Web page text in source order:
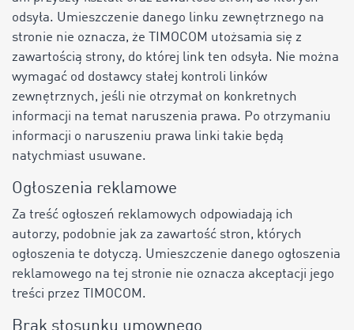
odsyła. Umieszczenie danego linku zewnętrznego na
stronie nie oznacza, że TIMOCOM utożsamia się z
zawartością strony, do której link ten odsyła. Nie można
wymagać od dostawcy stałej kontroli linków
zewnętrznych, jeśli nie otrzymał on konkretnych
informacji na temat naruszenia prawa. Po otrzymaniu
informacji o naruszeniu prawa linki takie będą
natychmiast usuwane.
Ogłoszenia reklamowe
Za treść ogłoszeń reklamowych odpowiadają ich
autorzy, podobnie jak za zawartość stron, których
ogłoszenia te dotyczą. Umieszczenie danego ogłoszenia
reklamowego na tej stronie nie oznacza akceptacji jego
treści przez TIMOCOM.
Brak stosunku umownego